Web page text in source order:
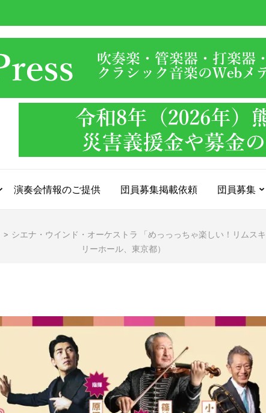
演奏会情報のご提供 団員募集掲載依頼 団員募集
> シエナ・ウインド・オーケストラ 「めっっっちゃ楽しい！リムス
リーホール、東京都）